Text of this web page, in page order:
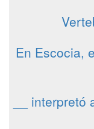
En Escocia,
__